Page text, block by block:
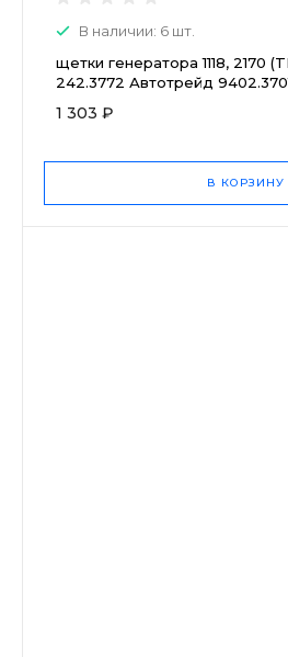
В наличии: 6 шт.
щетки генератора 1118, 2170
242.3772 Автотрейд
1 303 ₽
В КОРЗИНУ